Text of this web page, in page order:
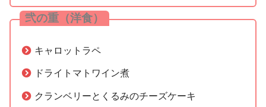
弐の重（洋食）
キャロットラペ
ドライトマトワイン煮
クランベリーとくるみのチーズケーキ